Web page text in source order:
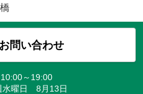
問い合わせ
10:00～19:00
水曜日 8月13日